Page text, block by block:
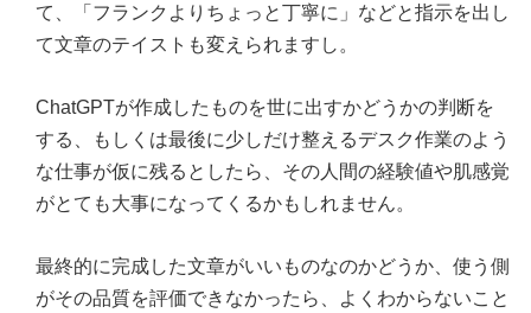
て、「フランクよりちょっと丁寧に」などと指示を出し
て文章のテイストも変えられますし。
ChatGPTが作成したものを世に出すかどうかの判断を
する、もしくは最後に少しだけ整えるデスク作業のよう
な仕事が仮に残るとしたら、その人間の経験値や肌感覚
がとても大事になってくるかもしれません。
最終的に完成した文章がいいものなのかどうか、使う側
がその品質を評価できなかったら、よくわからないこと